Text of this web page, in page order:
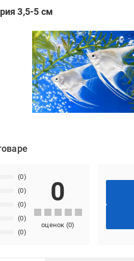
3,5-5 см
(0)
(0)
(0)
(0)
(0)
0
оценок (0)